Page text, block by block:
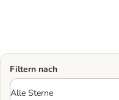
Filtern nach